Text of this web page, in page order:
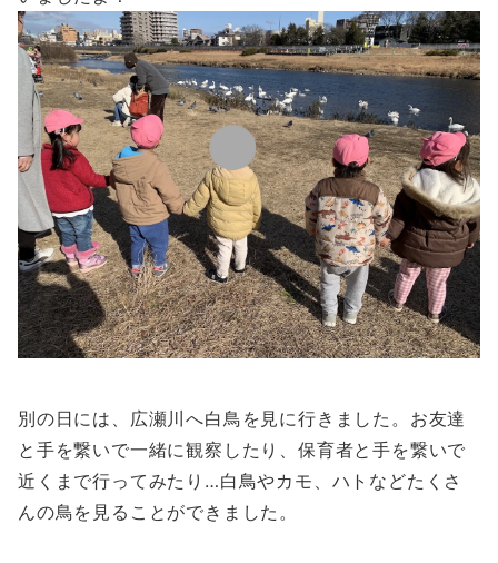
別の日には、広瀬川へ白鳥を見に行きました。お友達
と手を繋いで一緒に観察したり、保育者と手を繋いで
近くまで行ってみたり…白鳥やカモ、ハトなどたくさ
んの鳥を見ることができました。